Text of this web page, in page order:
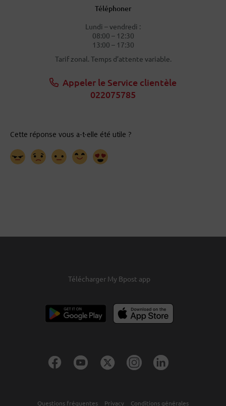
Téléphoner
Lundi – vendredi :
08:00 – 12:30
13:00 – 17:30
Tarif zonal. Temps d’attente variable.
Appeler le Service clientèle
022075785
Télécharger My Bpost app
Questions fréquentes Privacy Conditions générales